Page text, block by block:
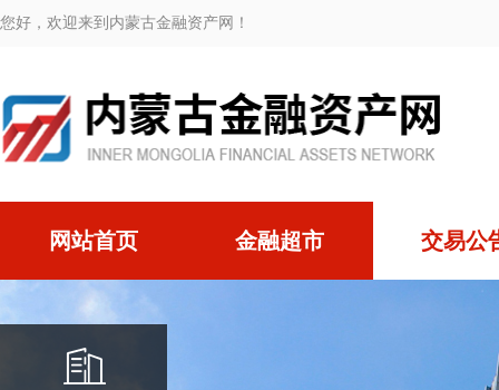
您好，欢迎来到内蒙古金融资产网！
网站首页 金融超市 交易公